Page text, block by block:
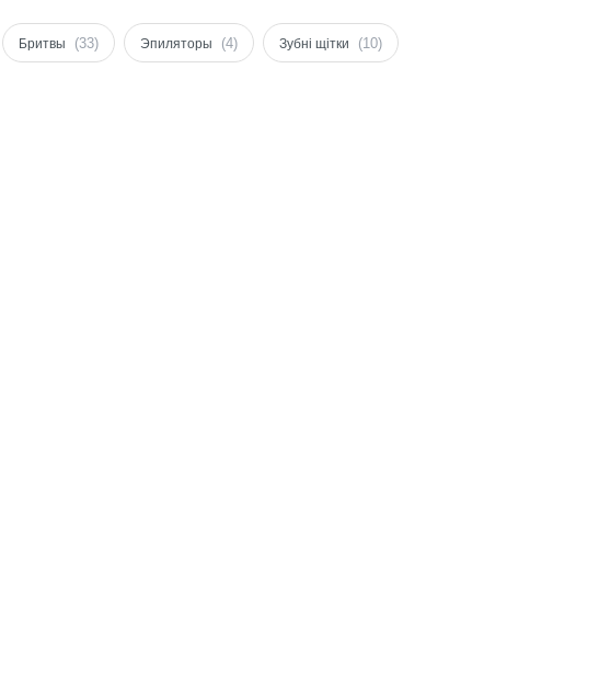
Бритвы (33) Эпиляторы (4) Зубні щітки (10)